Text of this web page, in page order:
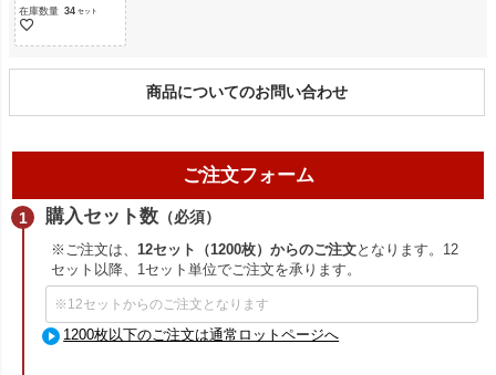
在庫数量 34
商品についてのお問い合わせ
ご注文フォーム
購入セット数 （必須）
※ご注文は、12セット（1200枚）からのご注文となります。12
セット以降、1セット単位でご注文を承ります。
1200枚以下のご注文は通常ロットページへ